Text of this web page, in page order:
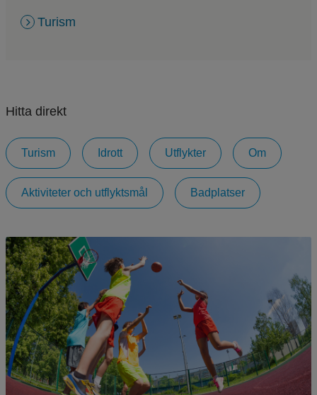
Turism
Hitta direkt
Turism Idrott Utflykter Om
Aktiviteter och utflyktsmål Badplatser
En bild tagen underifrån på sex barn som spelar basket, och ena barnet siktar mot korgen.